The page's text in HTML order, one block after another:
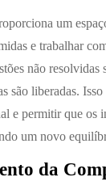
um
e trabalhar
não resolvidas
são liberadas.
e permitir que os
um novo
da